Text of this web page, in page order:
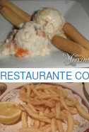
RESTAURANTE